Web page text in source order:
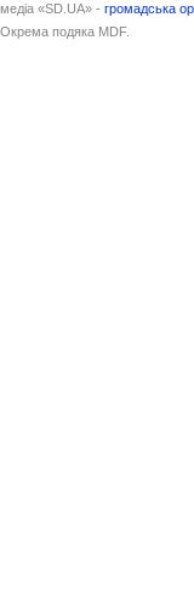
«SD.UA» -громадська
Окрема подяка MDF.